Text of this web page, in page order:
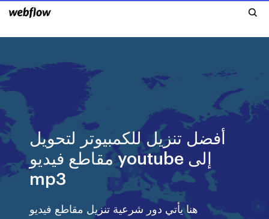
أفضل تنزيل للكمبيوتر لتحويل
مقاطع فيديو youtube إلى
mp3
هنا يأتي دور شرعية تنزيل مقاطع فيديو